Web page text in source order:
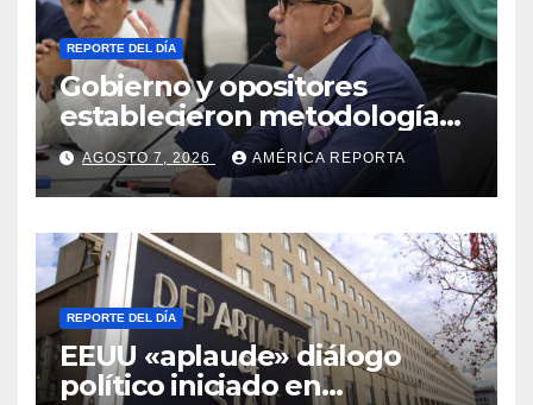
REPORTE DEL DÍA
Gobierno y opositores
establecieron metodología
para el proceso de diálogo en
Venezuela
AGOSTO 7, 2026 AMÉRICA REPORTA
REPORTE DEL DÍA
EEUU «aplaude» diálogo
político iniciado en